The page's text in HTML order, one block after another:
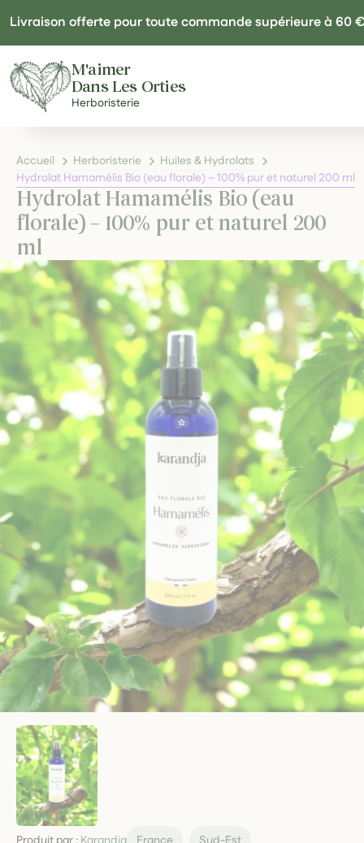
Livraison offerte pour toute commande supérieure à 60 €
M'aimer
Dans Les Orties
Herboristerie
Accueil Herboristerie
Huiles & Hydrolats
Hydrolat Hamamélis Bio (eau florale) – 100% pur et naturel 200 ml
Hydrolat Hamamélis Bio (eau
florale) – 100% pur et naturel 200
ml